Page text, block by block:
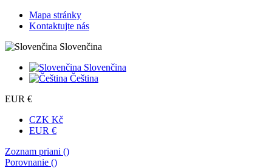
Mapa stránky
Kontaktujte nás
Slovenčina
Slovenčina
Čeština
EUR €
CZK Kč
EUR €
Zoznam priani ()
Porovnanie ()